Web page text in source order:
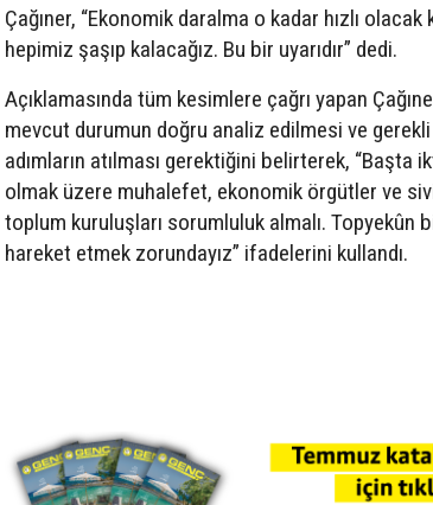
Çağıner, “Ekonomik daralma o kadar hızlı olacak
hepimiz şaşıp kalacağız. Bu bir uyarıdır” dedi.
Açıklamasında tüm kesimlere çağrı yapan
mevcut durumun doğru analiz edilmesi ve gerekli
adımların atılması gerektiğini belirterek, “Başta
olmak üzere muhalefet, ekonomik örgütler ve
toplum kuruluşları sorumluluk almalı. Topyekûn
hareket etmek zorundayız” ifadelerini kullandı.